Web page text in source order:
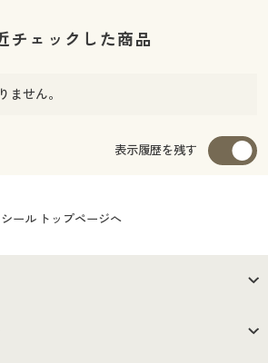
チェックした商品
ません。
表示履歴を残す
ール トップページへ